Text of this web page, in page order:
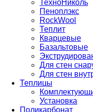
ТехноНиколь
Пеноплэкс
RockWool
Теплит
Кварцевые
Базальтовые
Для стен
Для стен
Теплицы
Установка
Поликарбонат